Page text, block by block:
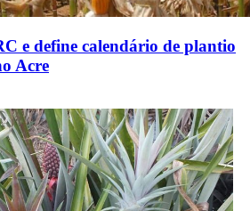
e define calendário de plantio
Acre